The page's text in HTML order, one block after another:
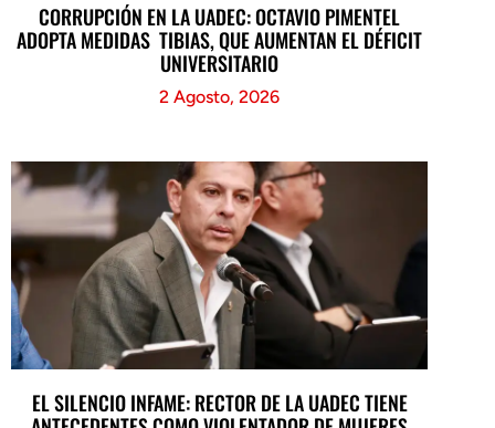
CORRUPCIÓN EN LA UADEC: OCTAVIO PIMENTEL
ADOPTA MEDIDAS TIBIAS, QUE AUMENTAN EL DÉFICIT
UNIVERSITARIO
2 Agosto, 2026
EL SILENCIO INFAME: RECTOR DE LA UADEC TIENE